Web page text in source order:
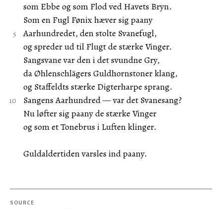
som Ebbe og som Flod ved Havets Bryn.
Som en Fugl Fønix hæver sig paany
Aarhundredet, den stolte Svanefugl,
og spreder ud til Flugt de stærke Vinger.
Sangsvane var den i det svundne Gry,
da Øhlenschlägers Guldhornstoner klang,
og Staffeldts stærke Digterharpe sprang.
Sangens Aarhundred — var det Svanesang?
Nu løfter sig paany de stærke Vinger
og som et Tonebrus i Luften klinger.
Guldaldertiden varsles ind paany.
SOURCE